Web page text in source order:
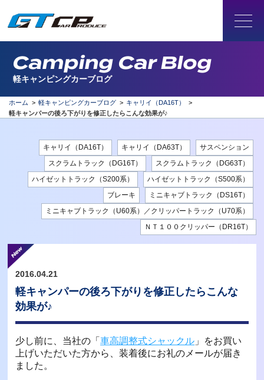
Camping Car Blog
軽キャンピングカーブログ
ホーム > 軽キャンピングカーブログ > キャリイ（DA16T）
>
軽キャンパーの後ろ下がりを修正したらこんな効果が♪
キャリイ（DA16T） キャリイ（DA63T）
サスペンション
スクラムトラック（DG16T）
スクラムトラック（DG63T）
ハイゼットトラック（S200系）
ハイゼットトラック（S500系）
ブレーキ
ミニキャブトラック（DS16T）
ミニキャブトラック（U60系）／クリッパートラック（U70系）
ＮＴ１００クリッパー（DR16T）
2016.04.21
軽キャンパーの後ろ下がりを修正したらこんな
効果が♪
少し前に、当社の「車高調整式シャックル 」をお買い
上げいただいた方から、装着後にお礼のメールが届き
ました。